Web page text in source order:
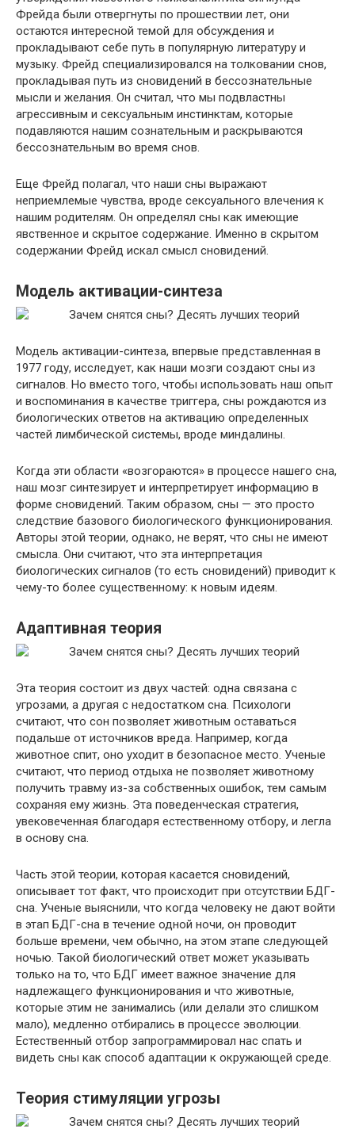
Фрейда были отвергнуты по прошествии лет, они
остаются интересной темой для обсуждения и
прокладывают себе путь в популярную литературу и
музыку. Фрейд специализировался на толковании снов,
прокладывая путь из сновидений в бессознательные
мысли и желания. Он считал, что мы подвластны
агрессивным и сексуальным инстинктам, которые
подавляются нашим сознательным и раскрываются
бессознательным во время снов.
Еще Фрейд полагал, что наши сны выражают
неприемлемые чувства, вроде сексуального влечения к
нашим родителям. Он определял сны как имеющие
явственное и скрытое содержание. Именно в скрытом
содержании Фрейд искал смысл сновидений.
Модель активации-синтеза
Модель активации-синтеза, впервые представленная в
1977 году, исследует, как наши мозги создают сны из
сигналов. Но вместо того, чтобы использовать наш опыт
и воспоминания в качестве триггера, сны рождаются из
биологических ответов на активацию определенных
частей лимбической системы, вроде миндалины.
Когда эти области «возгораются» в процессе нашего сна,
наш мозг синтезирует и интерпретирует информацию в
форме сновидений. Таким образом, сны — это просто
следствие базового биологического функционирования.
Авторы этой теории, однако, не верят, что сны не имеют
смысла. Они считают, что эта интерпретация
биологических сигналов (то есть сновидений) приводит к
чему-то более существенному: к новым идеям.
Адаптивная теория
Эта теория состоит из двух частей: одна связана с
угрозами, а другая с недостатком сна. Психологи
считают, что сон позволяет животным оставаться
подальше от источников вреда. Например, когда
животное спит, оно уходит в безопасное место. Ученые
считают, что период отдыха не позволяет животному
получить травму из-за собственных ошибок, тем самым
сохраняя ему жизнь. Эта поведенческая стратегия,
увековеченная благодаря естественному отбору, и легла
в основу сна.
Часть этой теории, которая касается сновидений,
описывает тот факт, что происходит при отсутствии БДГ-
сна. Ученые выяснили, что когда человеку не дают войти
в этап БДГ-сна в течение одной ночи, он проводит
больше времени, чем обычно, на этом этапе следующей
ночью. Такой биологический ответ может указывать
только на то, что БДГ имеет важное значение для
надлежащего функционирования и что животные,
которые этим не занимались (или делали это слишком
мало), медленно отбирались в процессе эволюции.
Естественный отбор запрограммировал нас спать и
видеть сны как способ адаптации к окружающей среде.
Теория стимуляции угрозы